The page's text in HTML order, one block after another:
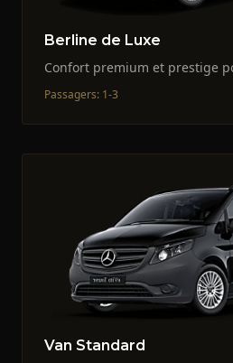
Berline de Luxe
Confort premium et prestige
Passagers: 1-3
Van Standard